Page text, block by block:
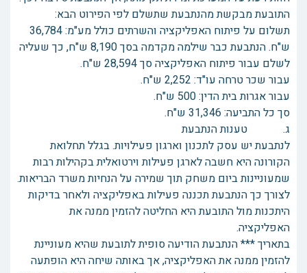
התובעת מבקשת מהנתבעת שתשלם לפי הפירוט הבא:
תשלום על פיתוח האפליקציה והשרתים כולל מע"מ: 36,784
ש"ח. הנתבעת כבר שילמה מקדמה בסך 8,190 ש"ח, כך שעליה
לשלם עבור פיתוח האפליקציה סך 28,594 ש"ח.
עבור שכר טרחה עו"ד: 2,252 ש"ח.
עבור אגרות בית הדין: 500 ש"ח.
סך כל התביעה: 31,346 ש"ח.
ג. טענות הנתבעת
לנתבעת יש עסק לתכנון וארגון פעילויות. בגלל תחלואת
הקורונה היא חשבה לארגן פעילות וירטואלית בקהילות רבות
שמעוניינות ביום משחק תוך שמירה על הנחיות משרד הבריאות.
לצורך כך הנתבעת תכננה פעילות באפליקציה ולאחר בדיקות
היתכנות מול התובעת היא החליטה להזמין ממנה את
האפליקציה.
בתאריך *** הנתבעת הודיעה סופית לתובעת שהיא מעוניינת
להזמין ממנה את האפליקציה, אך באותה שיחה היא הופתעה